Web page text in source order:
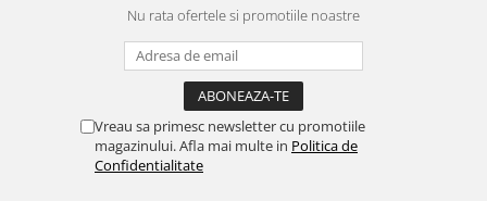
Nu rata ofertele si promotiile noastre
Vreau sa primesc newsletter cu promotiile
magazinului. Afla mai multe in Politica de
Confidentialitate